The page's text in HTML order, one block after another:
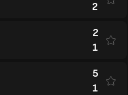
2
2
1
5
1